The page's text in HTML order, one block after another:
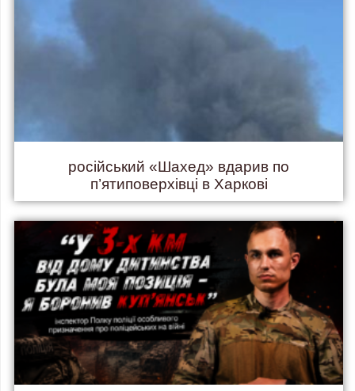
російський «Шахед» вдарив по
п’ятиповерхівці в Харкові